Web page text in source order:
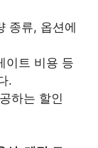
종류, 옵션에
이트 비용 등
.
하는 할인